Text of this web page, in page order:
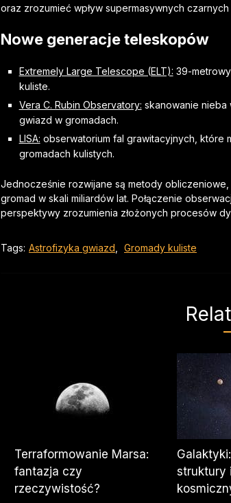
oraz zrozumieć wpływ supermasywnych
Nowe generacje teleskopów
Extremely Large Telescope (ELT): 39-
kuliste.
Vera C. Rubin Observatory: skanowanie nieba
gwiazd w gromadach.
LISA: obserwatorium fal grawitacyjnych, które
gromadach kulistych.
Jednocześnie rozwijane są metody obliczeniowe,
gromad w skali miliardów lat. Połączenie
perspektywy zrozumienia złożonych procesów
Tags: Astrofizyka gwiazd Gromady kuliste
Terraformowanie Marsa:
fantazja czy
rzeczywistość?
struktury